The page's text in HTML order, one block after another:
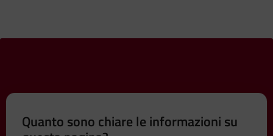
Quanto sono chiare le informazioni su